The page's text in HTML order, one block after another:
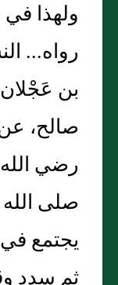
ولهذا
رواه‏.‏‏.‏‏.‏
بن
صالح،
رضي
صلى
يجتمع